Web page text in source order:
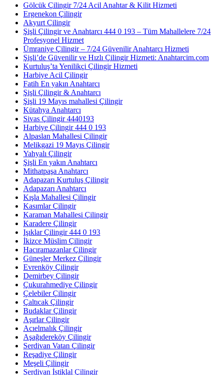
Gölcük Çilingir 7/24 Acil Anahtar & Kilit Hizmeti
Ergenekon Çilingir
Akyurt Çilingir
Şişli Çilingir ve Anahtarcı 444 0 193 – Tüm Mahallelere 7/24
Profesyonel Hizmet
Ümraniye Çilingir – 7/24 Güvenilir Anahtarcı Hizmeti
Şişli’de Güvenilir ve Hızlı Çilingir Hizmeti: Anahtarcim.com
Kurtuluş’ta Yenilikçi Çilingir Hizmeti
Harbiye Acil Çilingir
Fatih En yakın Anahtarcı
Şişli Çilingir & Anahtarcı
Şişli 19 Mayıs mahallesi Çilingir
Kütahya Anahtarcı
Sivas Çilingir 4440193
Harbiye Çilingir 444 0 193
Alpaslan Mahallesi Çilingir
Melikgazi 19 Mayıs Çilingir
Yahyalı Çilingir
Şişli En yakın Anahtarcı
Mithatpaşa Anahtarcı
Adapazarı Kurtuluş Çilingir
Adapazarı Anahtarcı
Kışla Mahallesi Çilingir
Kasımlar Çilingir
Karaman Mahallesi Çilingir
Karadere Çilingir
Işıklar Çilingir 444 0 193
İkizce Müslim Çilingir
Hacıramazanlar Çilingir
Güneşler Merkez Çilingir
Evrenköy Çilingir
Demirbey Çilingir
Çukurahmediye Çilingir
Çelebiler Çilingir
Çaltıcak Çilingir
Budaklar Çilingir
Aşırlar Çilingir
Acıelmalık Çilingir
Aşağıdereköy Çilingir
Serdivan Vatan Çilingir
Reşadiye Çilingir
Meşeli Çilingir
Serdivan İstiklal Çilingir